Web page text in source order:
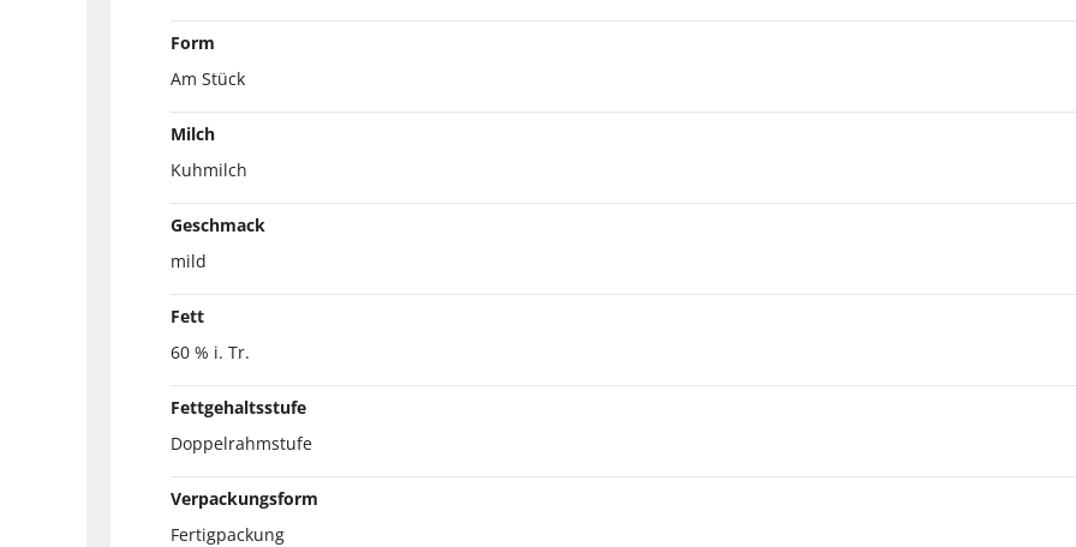
Form
Am Stück
Milch
Kuhmilch
Geschmack
mild
Fett
60 % i. Tr.
Fettgehaltsstufe
Doppelrahmstufe
Verpackungsform
Fertigpackung